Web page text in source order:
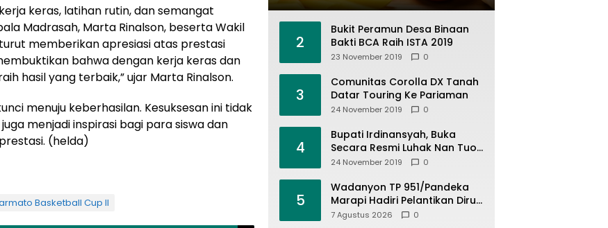
keras, latihan rutin, dan semangat
Madrasah, Marta Rinalson, beserta Wakil
memberikan apresiasi atas prestasi
bahwa dengan kerja keras dan
hasil yang terbaik,” ujar Marta Rinalson.
menuju keberhasilan. Kesuksesan ini tidak
menjadi inspirasi bagi para siswa dan
(helda)
Basketball Cup II
2
Bukit Peramun Desa Binaan
Bakti BCA Raih ISTA 2019
23 November 2019 0
3
Comunitas Corolla DX Tanah
Datar Touring Ke Pariaman
24 November 2019 0
4
Bupati Irdinansyah, Buka
Secara Resmi Luhak Nan Tuo
Wirabraja Adventure Offroad
24 November 2019 0
5
Wadanyon TP 951/Pandeka
Marapi Hadiri Pelantikan Dirut
PDAM Tirta Alami
7 Agustus 2026 0